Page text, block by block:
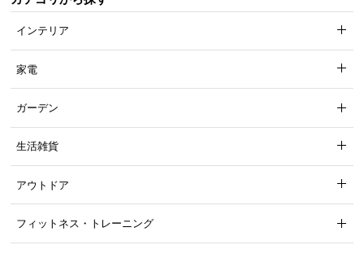
インテリア
家電
ガーデン
生活雑貨
アウトドア
フィットネス・トレーニング